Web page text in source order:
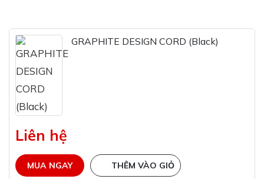
GRAPHITE DESIGN CORD (Black)
Liên hệ
MUA NGAY THÊM VÀO GIỎ